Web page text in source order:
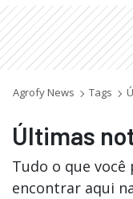
Agrofy News Tags
Últimas
Tudo o que você
encontrar aqui